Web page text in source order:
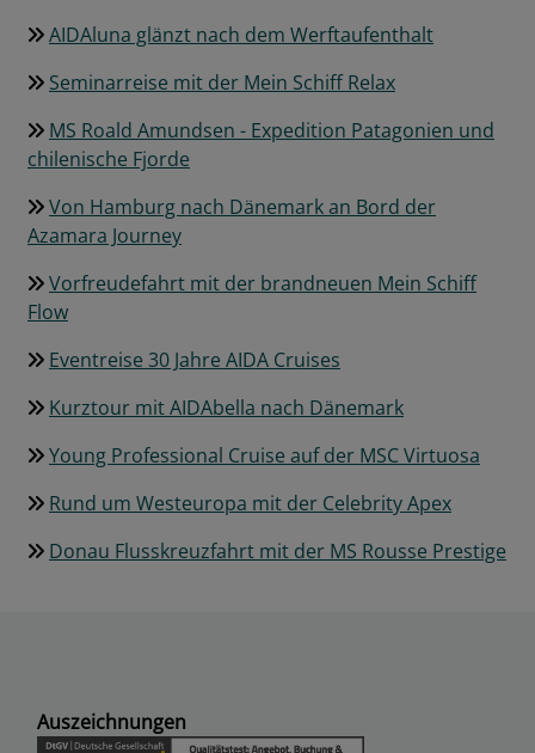
AIDAluna glänzt nach dem Werftaufenthalt
Seminarreise mit der Mein Schiff Relax
MS Roald Amundsen - Expedition Patagonien und
chilenische Fjorde
Von Hamburg nach Dänemark an Bord der
Azamara Journey
Vorfreudefahrt mit der brandneuen Mein Schiff
Flow
Eventreise 30 Jahre AIDA Cruises
Kurztour mit AIDAbella nach Dänemark
Young Professional Cruise auf der MSC Virtuosa
Rund um Westeuropa mit der Celebrity Apex
Donau Flusskreuzfahrt mit der MS Rousse Prestige
Auszeichnungen